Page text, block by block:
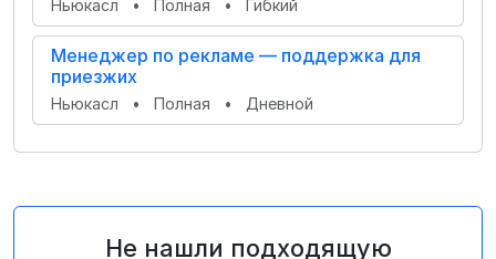
Ньюкасл • Полная • Гибкий
Менеджер по рекламе — поддержка для
приезжих
Ньюкасл • Полная • Дневной
Не нашли подходящую